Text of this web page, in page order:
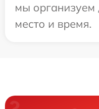
мы организуем
место и время.